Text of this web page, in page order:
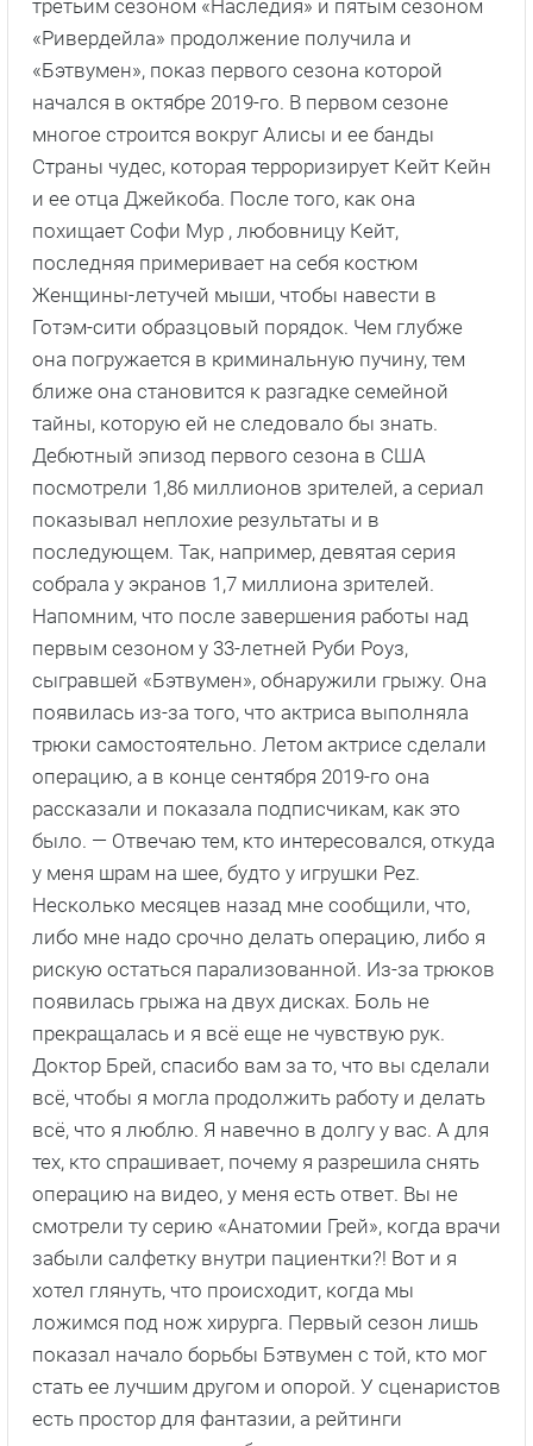
третьим сезоном «Наследия» и пятым сезоном
«Ривердейла» продолжение получила и
«Бэтвумен», показ первого сезона которой
начался в октябре 2019-го. В первом сезоне
многое строится вокруг Алисы и ее банды
Страны чудес, которая терроризирует Кейт Кейн
и ее отца Джейкоба. После того, как она
похищает Софи Мур , любовницу Кейт,
последняя примеривает на себя костюм
Женщины-летучей мыши, чтобы навести в
Готэм-сити образцовый порядок. Чем глубже
она погружается в криминальную пучину, тем
ближе она становится к разгадке семейной
тайны, которую ей не следовало бы знать.
Дебютный эпизод первого сезона в США
посмотрели 1,86 миллионов зрителей, а сериал
показывал неплохие результаты и в
последующем. Так, например, девятая серия
собрала у экранов 1,7 миллиона зрителей.
Напомним, что после завершения работы над
первым сезоном у 33-летней Руби Роуз,
сыгравшей «Бэтвумен», обнаружили грыжу. Она
появилась из-за того, что актриса выполняла
трюки самостоятельно. Летом актрисе сделали
операцию, а в конце сентября 2019-го она
рассказали и показала подписчикам, как это
было. — Отвечаю тем, кто интересовался, откуда
у меня шрам на шее, будто у игрушки Pez.
Несколько месяцев назад мне сообщили, что,
либо мне надо срочно делать операцию, либо я
рискую остаться парализованной. Из-за трюков
появилась грыжа на двух дисках. Боль не
прекращалась и я всё еще не чувствую рук.
Доктор Брей, спасибо вам за то, что вы сделали
всё, чтобы я могла продолжить работу и делать
всё, что я люблю. Я навечно в долгу у вас. А для
тех, кто спрашивает, почему я разрешила снять
операцию на видео, у меня есть ответ. Вы не
смотрели ту серию «Анатомии Грей», когда врачи
забыли салфетку внутри пациентки?! Вот и я
хотел глянуть, что происходит, когда мы
ложимся под нож хирурга. Первый сезон лишь
показал начало борьбы Бэтвумен с той, кто мог
стать ее лучшим другом и опорой. У сценаристов
есть простор для фантазии, а рейтинги